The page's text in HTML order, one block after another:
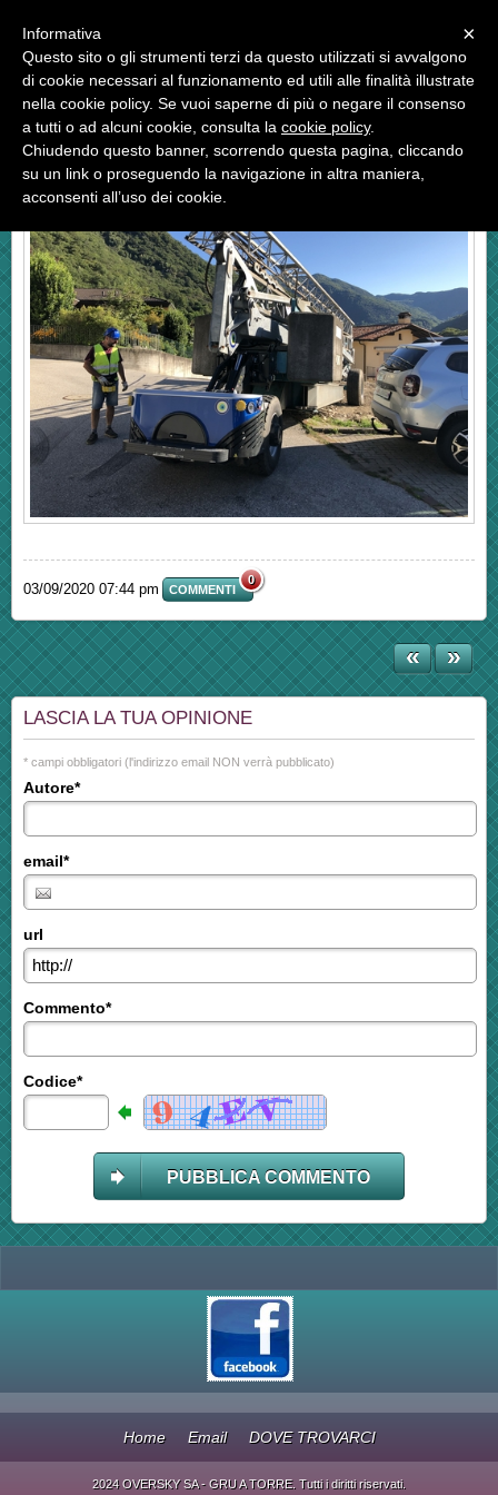
INDIETRO « »
SEMOVENTE MOTORIZZATO RADIOCOMANDATO
03/09/2020 07:44 pm COMMENTI
0
« »
LASCIA LA TUA OPINIONE
* campi obbligatori (l'indirizzo email NON verrà pubblicato)
Autore*
email*
url
Commento*
Codice*
PUBBLICA COMMENTO
Home Email DOVE TROVARCI
2024 OVERSKY SA - GRU A TORRE. Tutti i diritti riservati.
×
Informativa
Questo sito o gli strumenti terzi da questo utilizzati si avvalgono
di cookie necessari al funzionamento ed utili alle finalità illustrate
nella cookie policy. Se vuoi saperne di più o negare il consenso
a tutti o ad alcuni cookie, consulta la cookie policy.
Chiudendo questo banner, scorrendo questa pagina, cliccando
su un link o proseguendo la navigazione in altra maniera,
acconsenti all’uso dei cookie.